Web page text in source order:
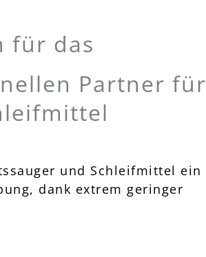
für das
Partner für
und Schleifmittel ein
dank extrem geringer